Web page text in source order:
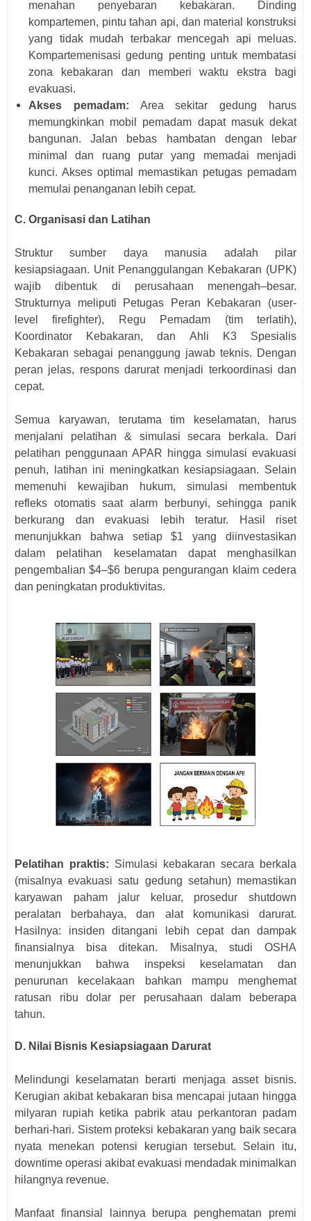
menahan penyebaran kebakaran. Dinding
kompartemen, pintu tahan api, dan material konstruksi
yang tidak mudah terbakar mencegah api meluas.
Kompartemenisasi gedung penting untuk membatasi
zona kebakaran dan memberi waktu ekstra bagi
evakuasi.
Akses pemadam: Area sekitar gedung harus
memungkinkan mobil pemadam dapat masuk dekat
bangunan. Jalan bebas hambatan dengan lebar
minimal dan ruang putar yang memadai menjadi
kunci. Akses optimal memastikan petugas pemadam
memulai penanganan lebih cepat.
C. Organisasi dan Latihan
Struktur sumber daya manusia adalah pilar
kesiapsiagaan. Unit Penanggulangan Kebakaran (UPK)
wajib dibentuk di perusahaan menengah–besar.
Strukturnya meliputi Petugas Peran Kebakaran (user-
level firefighter), Regu Pemadam (tim terlatih),
Koordinator Kebakaran, dan Ahli K3 Spesialis
Kebakaran sebagai penanggung jawab teknis. Dengan
peran jelas, respons darurat menjadi terkoordinasi dan
cepat.
Semua karyawan, terutama tim keselamatan, harus
menjalani pelatihan & simulasi secara berkala. Dari
pelatihan penggunaan APAR hingga simulasi evakuasi
penuh, latihan ini meningkatkan kesiapsiagaan. Selain
memenuhi kewajiban hukum, simulasi membentuk
refleks otomatis saat alarm berbunyi, sehingga panik
berkurang dan evakuasi lebih teratur. Hasil riset
menunjukkan bahwa setiap $1 yang diinvestasikan
dalam pelatihan keselamatan dapat menghasilkan
pengembalian $4–$6 berupa pengurangan klaim cedera
dan peningkatan produktivitas.
Pelatihan praktis: Simulasi kebakaran secara berkala
(misalnya evakuasi satu gedung setahun) memastikan
karyawan paham jalur keluar, prosedur shutdown
peralatan berbahaya, dan alat komunikasi darurat.
Hasilnya: insiden ditangani lebih cepat dan dampak
finansialnya bisa ditekan. Misalnya, studi OSHA
menunjukkan bahwa inspeksi keselamatan dan
penurunan kecelakaan bahkan mampu menghemat
ratusan ribu dolar per perusahaan dalam beberapa
tahun.
D. Nilai Bisnis Kesiapsiagaan Darurat
Melindungi keselamatan berarti menjaga asset bisnis.
Kerugian akibat kebakaran bisa mencapai jutaan hingga
milyaran rupiah ketika pabrik atau perkantoran padam
berhari-hari. Sistem proteksi kebakaran yang baik secara
nyata menekan potensi kerugian tersebut. Selain itu,
downtime operasi akibat evakuasi mendadak minimalkan
hilangnya revenue.
Manfaat finansial lainnya berupa penghematan premi